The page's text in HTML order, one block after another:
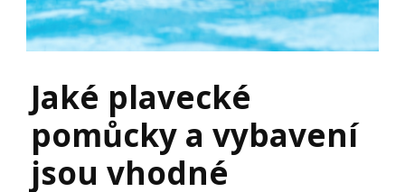
Jaké plavecké
pomůcky a vybavení
jsou vhodné